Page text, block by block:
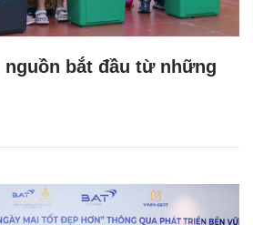
nguồn bắt đầu từ những